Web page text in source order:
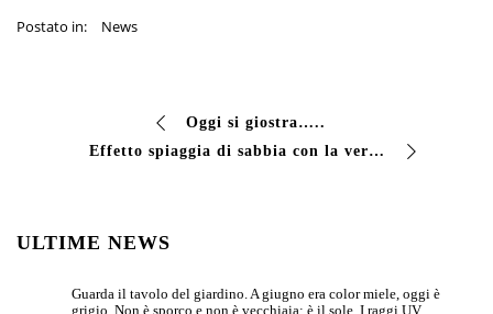
Postato in: News
Oggi si giostra…..
Effetto spiaggia di sabbia con la verniciatura a bordo vasca fatta con smalto CLOROVIV SABBIA.
ULTIME NEWS
Guarda il tavolo del giardino. A giugno era color miele, oggi è
grigio. Non è sporco e non è vecchiaia: è il sole. I raggi UV